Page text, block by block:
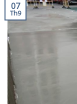
07
Th9